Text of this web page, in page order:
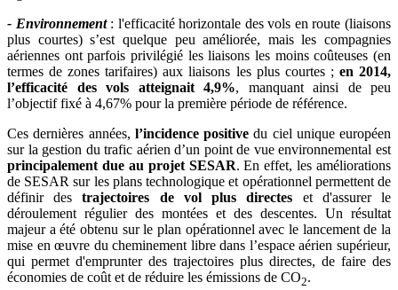
- Environnement: l'efficacité horizontale des vols en route (liaisons
plus courtes) s’est quelque peu améliorée, mais les compagnies
aériennes ont parfois privilégié les liaisons les moins coûteuses (en
termes de zones tarifaires) aux liaisons les plus courtes ; en 2014,
l’efficacité des vols atteignait 4,9%, manquant ainsi de peu
l’objectif fixé à 4,67% pour la première période de référence.
Ces dernières années, l’incidence positive du ciel unique européen
sur la gestion du trafic aérien d’un point de vue environnemental est
principalement due au projet SESAR. En effet, les améliorations
de SESAR sur les plans technologique et opérationnel permettent de
définir destrajectoires de vol plus directes et d'assurer le
déroulement régulier des montées et des descentes. Un résultat
majeur a été obtenu sur le plan opérationnel avec le lancement de la
mise en œuvre du cheminement libre dans l’espace aérien supérieur,
qui permet d'emprunter des trajectoires plus directes, de faire des
économies de coût et de réduire les émissions de CO2.